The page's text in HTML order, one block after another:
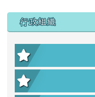
行政組織